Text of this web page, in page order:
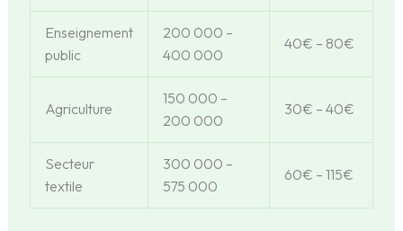
Enseignement
public
200 000 –
400 000
40€ – 80€
Agriculture
150 000 –
200 000
30€ – 40€
Secteur
textile
300 000 –
575 000
60€ – 115€